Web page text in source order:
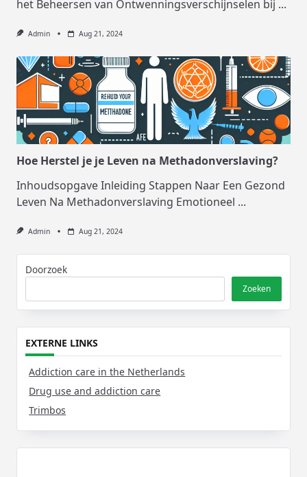
het Beheersen van Ontwenningsverschijnselen bij ...
Admin Aug 21, 2024
Hoe Herstel je je Leven na Methadonverslaving?
Inhoudsopgave Inleiding Stappen Naar Een Gezond
Leven Na Methadonverslaving Emotioneel ...
Admin Aug 21, 2024
Doorzoek
Zoeken
EXTERNE LINKS
Addiction care in the Netherlands
Drug use and addiction care
Trimbos